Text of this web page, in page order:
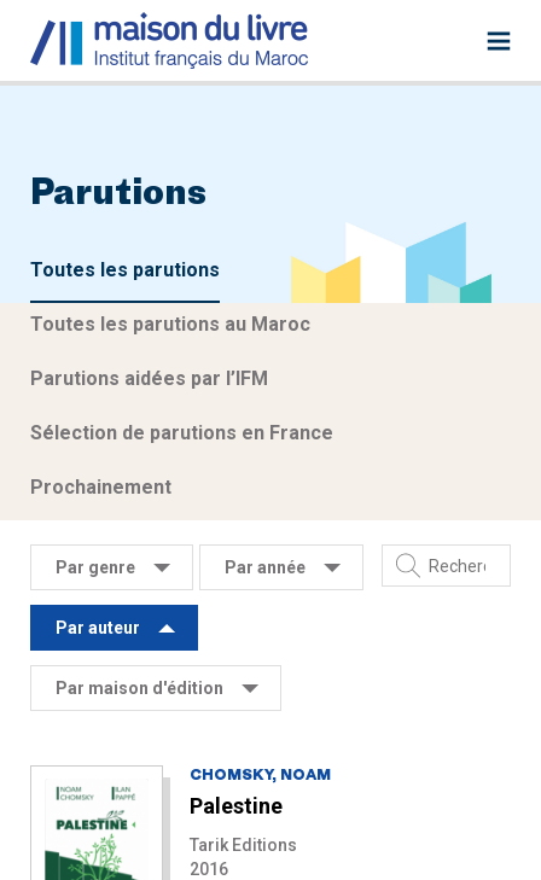
Parutions
Toutes les parutions
Toutes les parutions au Maroc
Parutions aidées par l’IFM
Sélection de parutions en France
Prochainement
Par genre Par année
Par auteur
Par maison d'édition
CHOMSKY, NOAM
Palestine
Tarik Editions
2016